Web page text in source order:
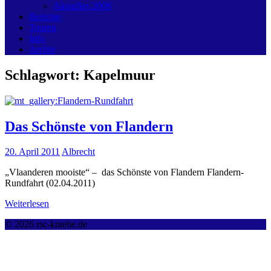
Aktuelles 2008
Berichte
Touren
Info
Archiv
Schlagwort: Kapelmuur
Das Schönste von Flandern
20. April 2011 Albrecht
„Vlaanderen mooiste“ – das Schönste von Flandern Flandern-
Rundfahrt (02.04.2011)
Weiterlesen
© 2026 rsc-kraehe.de